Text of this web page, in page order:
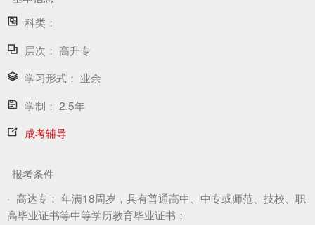
科类：
层次： 高升专
学习形式： 业余
学制： 2.5年
成考辅导
报考条件
· 高达专： 年满18周岁，具有普通高中、中专或师范、技校、职
高毕业证书等中等学历教育毕业证书；